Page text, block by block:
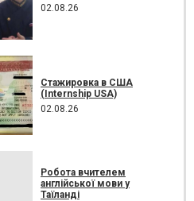
02.08.26
Стажировка в США
(Internship USA)
02.08.26
Робота вчителем
англійської мови у
Таїланді